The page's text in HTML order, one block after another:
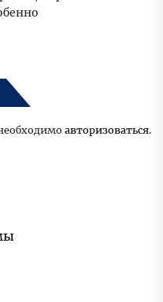
авторизоваться.